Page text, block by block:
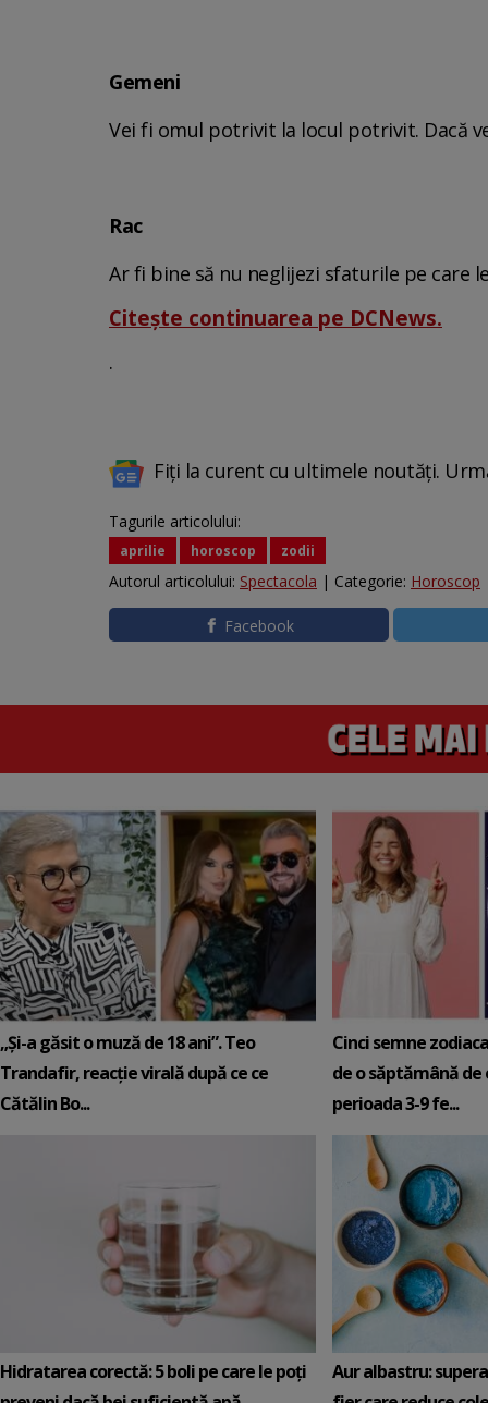
Gemeni
Vei fi omul potrivit la locul potrivit. Dacă
Rac
Ar fi bine să nu neglijezi sfaturile pe care
Citește continuarea pe DCNews.
.
Fiți la curent cu ultimele noutăți.
Tagurile articolului:
aprilie horoscop zodii
Autorul articolului: Spectacola | Categorie: Horoscop
Facebook
„Și-a găsit o muză de 18 ani”. Teo
Trandafir, reacție virală după ce ce
Cătălin Bo...
Cinci semne
de o săptămână de
perioada 3-9 fe...
Hidratarea corectă: 5 boli pe care le poți
Aur albastru: